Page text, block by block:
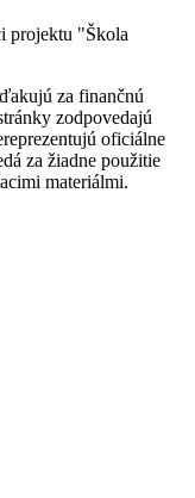
projektu "Škola
za finančnú
zodpovedajú
oficiálne
za žiadne použitie
materiálmi.